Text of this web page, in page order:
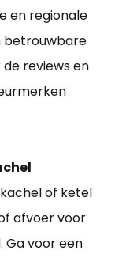
en regionale
betrouwbare
de reviews en
of ketel
afvoer voor
Ga voor een